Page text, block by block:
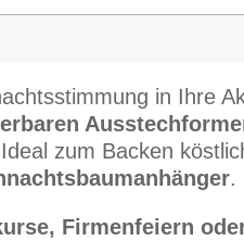
in Ihre
zum Backen
.
Firmenfeiern